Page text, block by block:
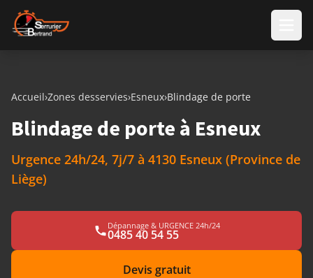
Aller au contenu
Accueil›Zones desservies›Esneux›Blindage de porte
Blindage de porte à Esneux
Urgence 24h/24, 7j/7 à 4130 Esneux (Province de
Liège)
Dépannage & URGENCE 24h/24
0485 40 54 55
Devis gratuit